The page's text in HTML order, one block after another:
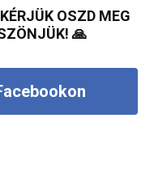
OSZD MEG
🙏